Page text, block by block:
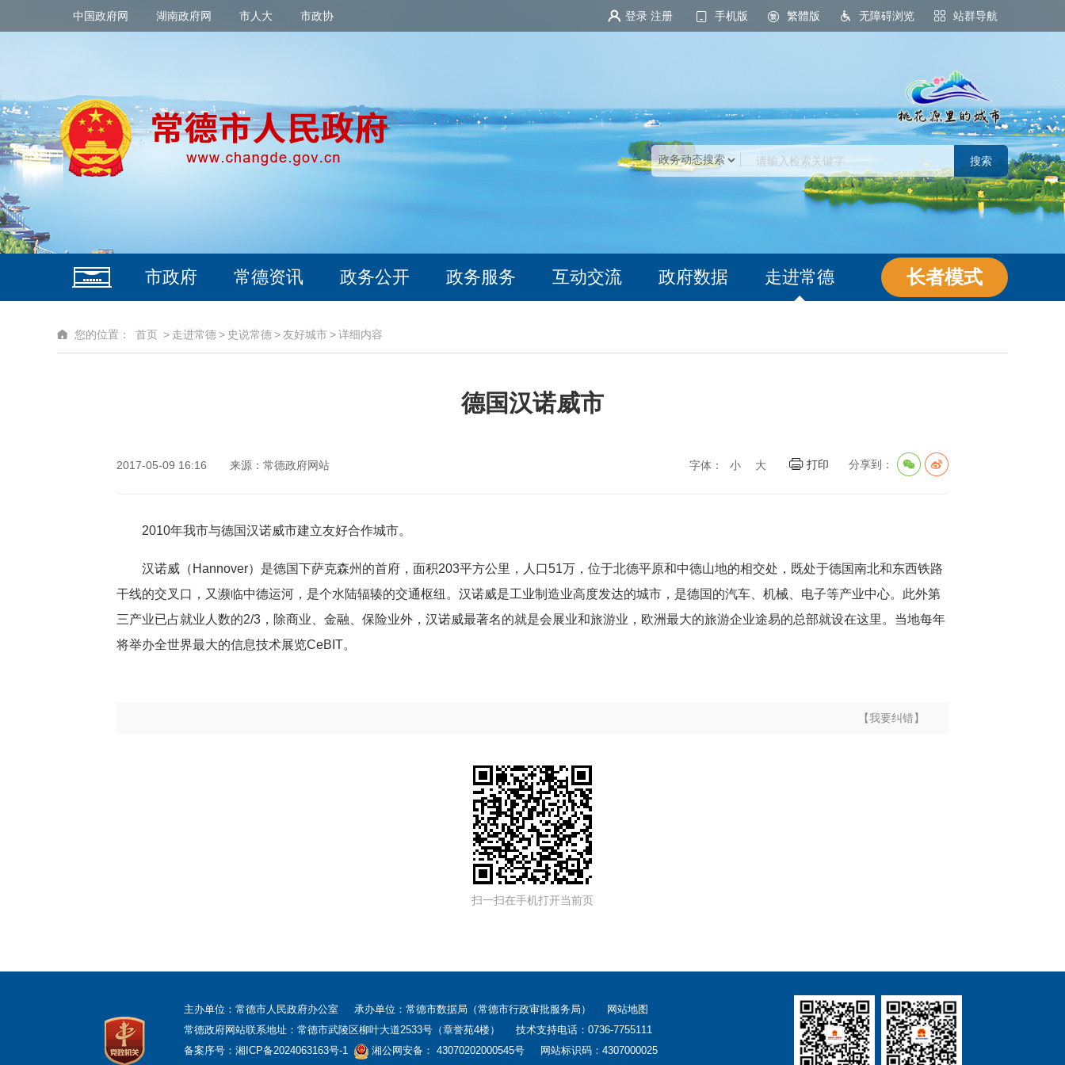
登录 注册 手机版 繁體版 无障碍浏览 站群导航
中国政府网 湖南政府网 市人大 市政协
桃花源里的城市
市政府 常德资讯 政务公开 政务服务 互动交流 政府数据 走进常德 长者模式
您的位置： 首页 > 走进常德> 史说常德>友好城市 >详细内容
德国汉诺威市
分享到：
打印
字体： 小 大
2017-05-09 16:16 来源：常德政府网站
2010年我市与德国汉诺威市建立友好合作城市。
汉诺威（Hannover）是德国下萨克森州的首府，面积203平方公里，人口51万，位于北德平原和中德山地的相交处，既处于德国南北和东西铁路
干线的交叉口，又濒临中德运河，是个水陆辐辏的交通枢纽。汉诺威是工业制造业高度发达的城市，是德国的汽车、机械、电子等产业中心。此外第
三产业已占就业人数的2/3，除商业、金融、保险业外，汉诺威最著名的就是会展业和旅游业，欧洲最大的旅游企业途易的总部就设在这里。当地每年
将举办全世界最大的信息技术展览CeBIT。
【我要纠错】
扫一扫在手机打开当前页
主办单位：常德市人民政府办公室 承办单位：常德市数据局（常德市行政审批服务局）
网站地图
常德政府网站联系地址：常德市武陵区柳叶大道2533号（章誉苑4楼） 技术支持电话：0736-7755111
备案序号： 湘ICP备2024063163号-1 湘公网安备： 43070202000545号 网站标识码：4307000025